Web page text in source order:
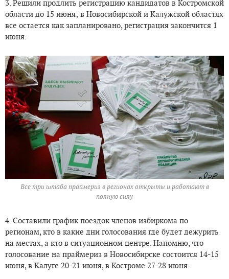
3. Решили продлить регистрацию кандидатов в Костромской
области до 15 июня; в Новосибирской и Калужской областях
все остается как запланировано, регистрация закончится 1
июня.
Все три штаба праймериз в регионах открыты и работают в
полную силу
4. Составили график поездок членов избиркома по
регионам, кто в какие дни голосования где будет дежурить
на местах, а кто в ситуационном центре. Напомню, что
голосование на праймериз в Новосибирске состоится 14-15
июня, в Калуге 20-21 июня, в Костроме 27-28 июня.